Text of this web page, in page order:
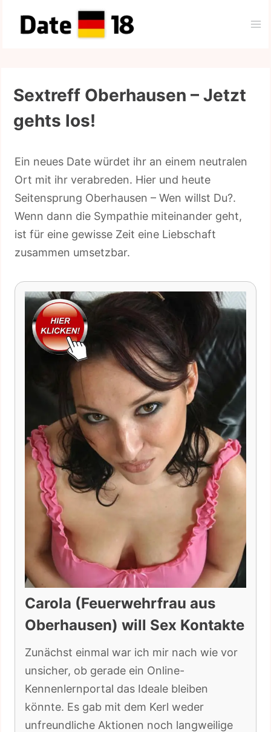
Inhalt
Sextreff Oberhausen – Jetzt
gehts los!
Ein neues Date würdet ihr an einem neutralen
Ort mit ihr verabreden. Hier und heute
Seitensprung Oberhausen – Wen willst Du?.
Wenn dann die Sympathie miteinander geht,
ist für eine gewisse Zeit eine Liebschaft
zusammen umsetzbar.
Carola (Feuerwehrfrau aus
Oberhausen) will Sex Kontakte
Zunächst einmal war ich mir nach wie vor
unsicher, ob gerade ein Online-
Kennenlernportal das Ideale bleiben
könnte. Es gab mit dem Kerl weder
unfreundliche Aktionen noch langweilige